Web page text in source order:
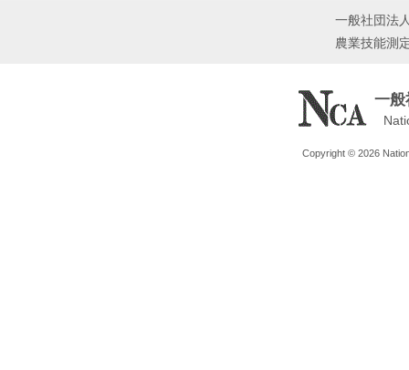
一般社団法
農業技能測
一般
Copyright © 2026